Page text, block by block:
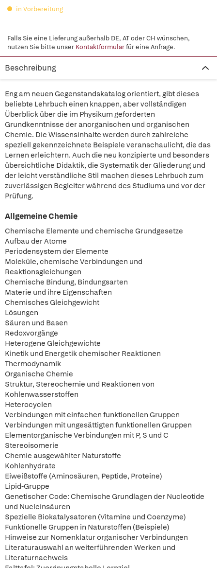
in Vorbereitung
Falls Sie eine Lieferung außerhalb DE, AT oder CH wünschen,
nutzen Sie bitte unser Kontaktformularfür eine Anfrage.
Beschreibung
Eng am neuen Gegenstandskatalog orientiert, gibt dieses
beliebte Lehrbuch einen knappen, aber vollständigen
Überblick über die im Physikum geforderten
Grundkenntnisse der anorganischen und organischen
Chemie. Die Wissensinhalte werden durch zahlreiche
speziell gekennzeichnete Beispiele veranschaulicht, die das
Lernen erleichtern. Auch die neu konzipierte und besonders
übersichtliche Didaktik, die Systematik der Gliederung und
der leicht verständliche Stil machen dieses Lehrbuch zum
zuverlässigen Begleiter während des Studiums und vor der
Prüfung.
Allgemeine Chemie
Chemische Elemente und chemische Grundgesetze
Aufbau der Atome
Periodensystem der Elemente
Moleküle, chemische Verbindungen und
Reaktionsgleichungen
Chemische Bindung, Bindungsarten
Materie und ihre Eigenschaften
Chemisches Gleichgewicht
Lösungen
Säuren und Basen
Redoxvorgänge
Heterogene Gleichgewichte
Kinetik und Energetik chemischer Reaktionen
Thermodynamik
Organische Chemie
Struktur, Stereochemie und Reaktionen von
Kohlenwasserstoffen
Heterocyclen
Verbindungen mit einfachen funktionellen Gruppen
Verbindungen mit ungesättigten funktionellen Gruppen
Elementorganische Verbindungen mit P, S und C
Stereoisomerie
Chemie ausgewählter Naturstoffe
Kohlenhydrate
Eiweißstoffe (Aminosäuren, Peptide, Proteine)
Lipid-Gruppe
Genetischer Code: Chemische Grundlagen der Nucleotide
und Nucleinsäuren
Spezielle Biokatalysatoren (Vitamine und Coenzyme)
Funktionelle Gruppen in Naturstoffen (Beispiele)
Hinweise zur Nomenklatur organischer Verbindungen
Literaturauswahl an weiterführenden Werken und
Literaturnachweis